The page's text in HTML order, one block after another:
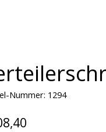
Nummer: 1294